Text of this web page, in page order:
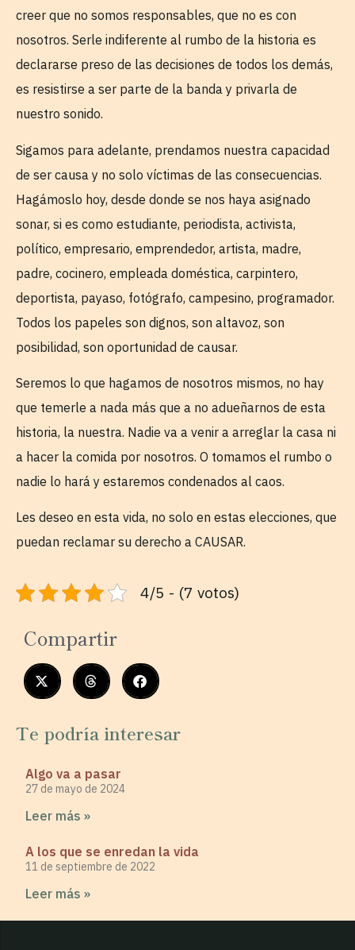
creer que no somos responsables, que no es con
nosotros. Serle indiferente al rumbo de la historia es
declararse preso de las decisiones de todos los demás,
es resistirse a ser parte de la banda y privarla de
nuestro sonido.
Sigamos para adelante, prendamos nuestra capacidad
de ser causa y no solo víctimas de las consecuencias.
Hagámoslo hoy, desde donde se nos haya asignado
sonar, si es como estudiante, periodista, activista,
político, empresario, emprendedor, artista, madre,
padre, cocinero, empleada doméstica, carpintero,
deportista, payaso, fotógrafo, campesino, programador.
Todos los papeles son dignos, son altavoz, son
posibilidad, son oportunidad de causar.
Seremos lo que hagamos de nosotros mismos, no hay
que temerle a nada más que a no adueñarnos de esta
historia, la nuestra. Nadie va a venir a arreglar la casa ni
a hacer la comida por nosotros. O tomamos el rumbo o
nadie lo hará y estaremos condenados al caos.
Les deseo en esta vida, no solo en estas elecciones, que
puedan reclamar su derecho a CAUSAR.
4/5 - (7 votos)
Compartir
Te podría interesar
Algo va a pasar
27 de mayo de 2024
Leer más »
A los que se enredan la vida
11 de septiembre de 2022
Leer más »